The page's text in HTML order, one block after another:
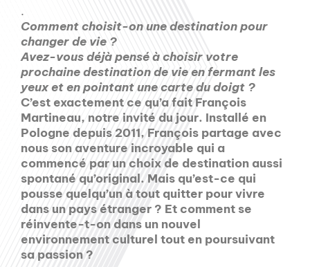
.
Comment choisit-on une destination pour
changer de vie ?
Avez-vous déjà pensé à choisir votre
prochaine destination de vie en fermant les
yeux et en pointant une carte du doigt ?
C’est exactement ce qu’a fait François
Martineau, notre invité du jour. Installé en
Pologne depuis 2011, François partage avec
nous son aventure incroyable qui a
commencé par un choix de destination aussi
spontané qu’original. Mais qu’est-ce qui
pousse quelqu’un à tout quitter pour vivre
dans un pays étranger ? Et comment se
réinvente-t-on dans un nouvel
environnement culturel tout en poursuivant
sa passion ?